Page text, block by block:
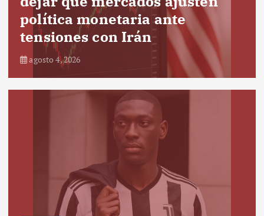
política monetaria ante
tensiones con Irán
agosto 4, 2026